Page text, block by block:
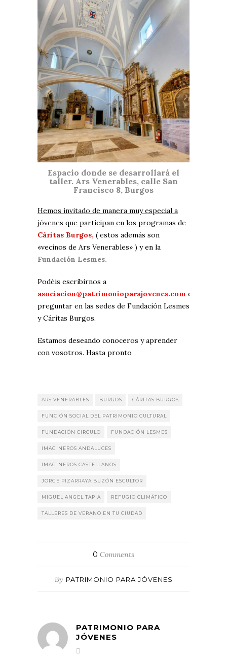
Espacio donde se desarrollará el
taller. Ars Venerables, calle San
Francisco 8, Burgos
Hemos invitado de manera muy especial a
jóvenes que participan en los programas de
Cáritas Burgos, ( estos además son
«vecinos de Ars Venerables» ) y en la
Fundación Lesmes.
Podéis escribirnos a
asociacion@patrimonioparajovenes.com o
preguntar en las sedes de Fundación Lesmes
y Cáritas Burgos.
Estamos deseando conoceros y aprender
con vosotros. Hasta pronto
ARS VENERABLES BURGOS CÁRITAS BURGOS
FUNCIÓN SOCIAL DEL PATRIMONIO CULTURAL
FUNDACIÓN CIRCULO FUNDACIÓN LESMES
IMAGINEROS ANDALUCES
IMAGINEROS CASTELLANOS
JORGE PIZARRAYA BUZÓN ESCULTOR
MIGUEL ANGEL TAPIA REFUGIO CLIMÁTICO
TALLERES DE VERANO EN TU CIUDAD
0 Comments
By PATRIMONIO PARA JÓVENES
PATRIMONIO PARA
JÓVENES